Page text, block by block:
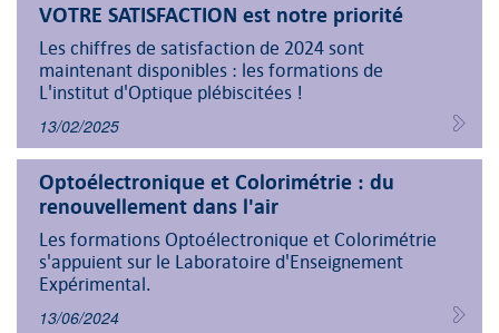
VOTRE SATISFACTION est notre priorité
Les chiffres de satisfaction de 2024 sont
maintenant disponibles : les formations de
L'institut d'Optique plébiscitées !
13/02/2025
Optoélectronique et Colorimétrie : du
renouvellement dans l'air
Les formations Optoélectronique et Colorimétrie
s'appuient sur le Laboratoire d'Enseignement
Expérimental.
13/06/2024